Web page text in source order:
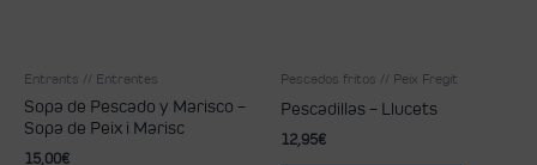
Entrants // Entrantes
Sopa de Pescado y Marisco –
Sopa de Peix i Marisc
15,00€
Pescados fritos // Peix Fregit
Pescadillas – Llucets
12,95€